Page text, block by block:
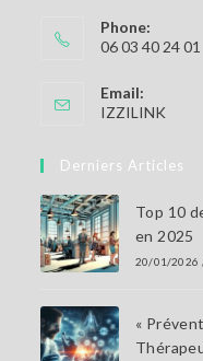
Phone:
06 03 40 24 01
Email:
IZZILINK
Derniers Articles
Top 10
en 2025
20/01/2026
«